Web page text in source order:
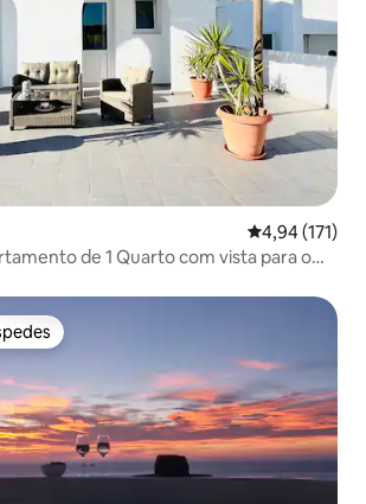
Classificação
4,94 (171)
de 1 Quarto com vista para o